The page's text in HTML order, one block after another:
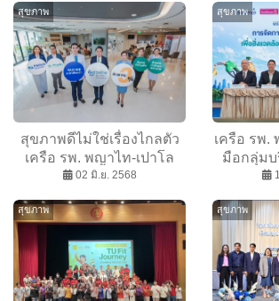
สุขภาพ
สุขภาพดีไม่ใช่เรื่องไกลตัว
เครือ รพ. พญาไท-เปาโล
เปิดแคมเปญ “ดีลช่วยไทย –
เศรษฐกิจ” ผ่อน 0% พร้อม
สิทธิประโยชน์มากมายเพื่อ
คนไทยทุกคน
02 มิ.ย. 2568
สุขภาพ
เครือ รพ.
มือกลุ่มบ
เคลื่อ
Waste สู่
Net
สุขภาพ สุขภาพ